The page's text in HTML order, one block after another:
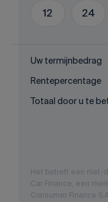
12 24
Uw termijnbedrag
Rentepercentage
Totaal door u te
Het betreft een niet-
Car Finance, een
Consumer Finance